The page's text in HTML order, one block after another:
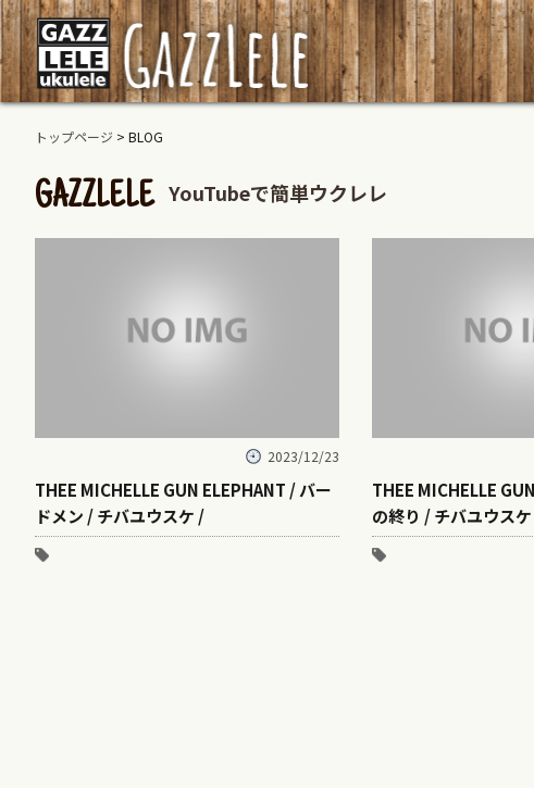
トップページ > BLOG
GAZZLELE YouTubeで簡単ウクレレ
2023/12/23
THEE MICHELLE GUN ELEPHANT / バー
ドメン / チバユウスケ /
THEE MICHELLE
の終り / チバユウス